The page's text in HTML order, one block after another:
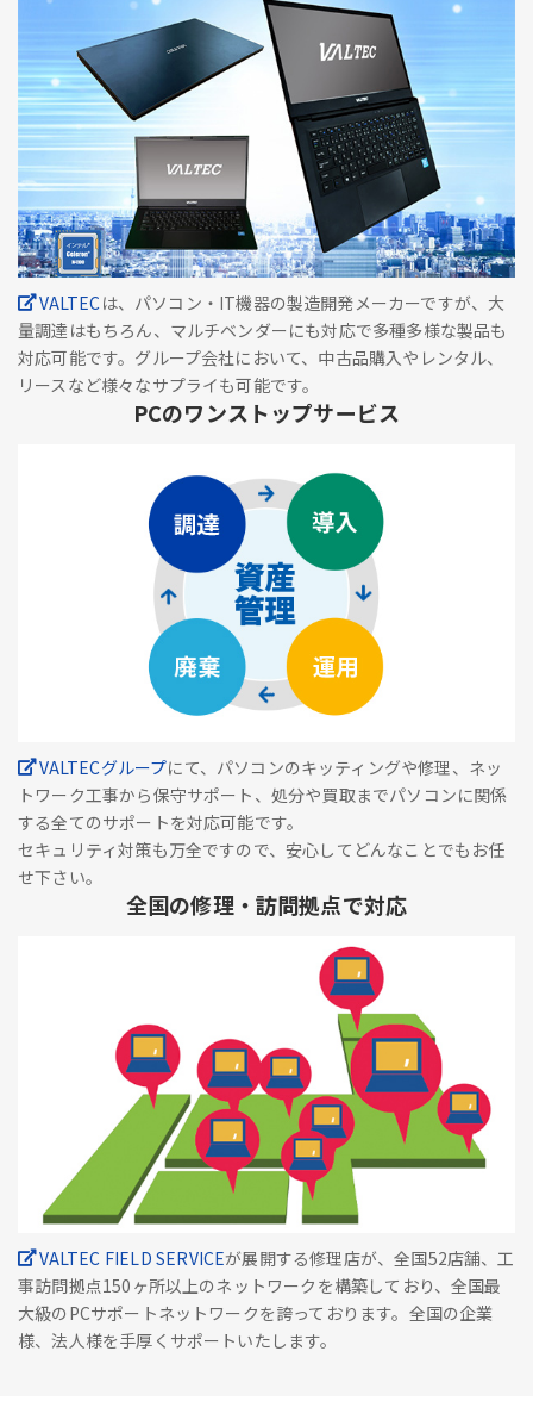
VALTECは、パソコン・IT機器の製造開発メーカーですが、大
量調達はもちろん、マルチベンダーにも対応で多種多様な製品も
対応可能です。グループ会社において、中古品購入やレンタル、
リースなど様々なサプライも可能です。
PCのワンストップサービス
VALTECグループにて、パソコンのキッティングや修理、ネッ
トワーク工事から保守サポート、処分や買取までパソコンに関係
する全てのサポートを対応可能です。
セキュリティ対策も万全ですので、安心してどんなことでもお任
せ下さい。
全国の修理・訪問拠点で対応
VALTEC FIELD SERVICEが展開する修理店が、全国52店舗、工
事訪問拠点150ヶ所以上のネットワークを構築しており、全国最
大級のPCサポートネットワークを誇っております。全国の企業
様、法人様を手厚くサポートいたします。